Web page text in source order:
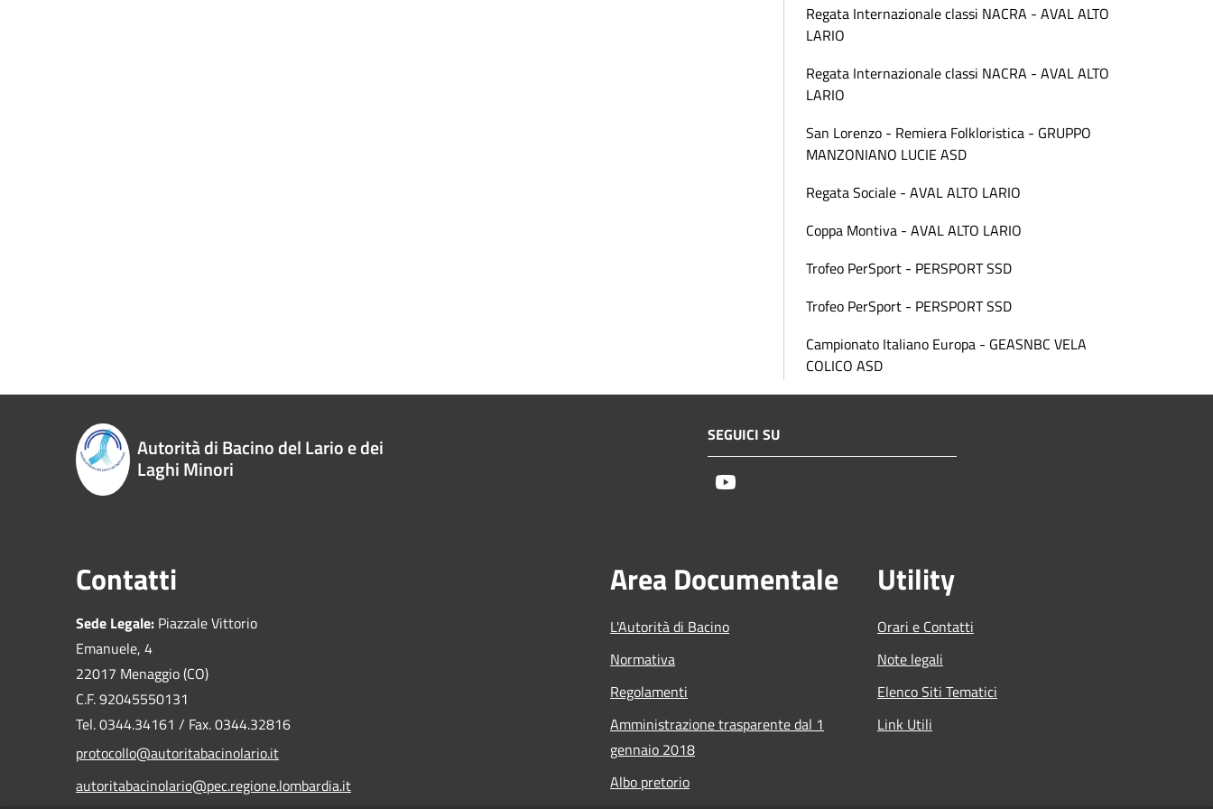
Regata Internazionale classi NACRA - AVAL ALTO
LARIO
Regata Internazionale classi NACRA - AVAL ALTO
LARIO
San Lorenzo - Remiera Folkloristica - GRUPPO
MANZONIANO LUCIE ASD
Regata Sociale - AVAL ALTO LARIO
Coppa Montiva - AVAL ALTO LARIO
Trofeo PerSport - PERSPORT SSD
Trofeo PerSport - PERSPORT SSD
Campionato Italiano Europa - GEASNBC VELA
COLICO ASD
Autorità di Bacino del Lario e dei
Laghi Minori
SEGUICI SU
Contatti
Sede Legale: Piazzale Vittorio
Emanuele, 4
22017 Menaggio (CO)
C.F. 92045550131
Tel. 0344.34161 / Fax. 0344.32816
protocollo@autoritabacinolario.it
autoritabacinolario@pec.regione.lombardia.it
Area Documentale
L'Autorità di Bacino
Normativa
Regolamenti
Amministrazione trasparente dal 1
gennaio 2018
Albo pretorio
Utility
Orari e Contatti
Note legali
Elenco Siti Tematici
Link Utili